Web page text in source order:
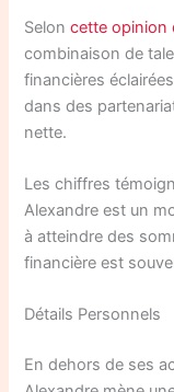
Seloncette opinion
combinaison de
financières
dans des
nette.
Les chiffres
Alexandre est un
à atteindre des
financière est
Détails Personnels
En dehors de ses